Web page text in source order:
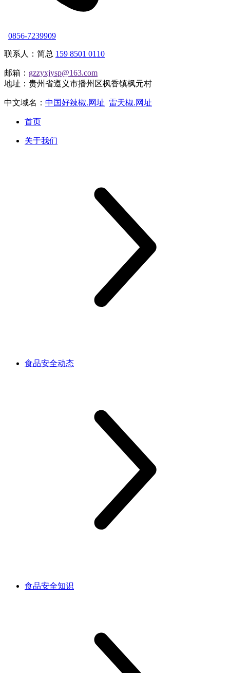
0856-7239909
联系人：简总 159 8501 0110
邮箱： gzzyxjysp@163.com
地址：贵州省遵义市播州区枫香镇枫元村
中文域名： 中国好辣椒.网址 雷天椒.网址
首页
关于我们
食品安全动态
食品安全知识